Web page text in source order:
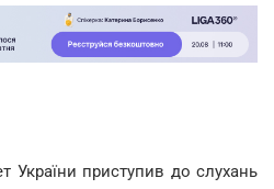
України приступив до слухань